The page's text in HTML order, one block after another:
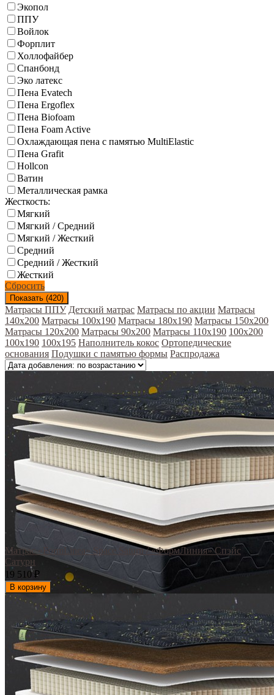
Экопол
ППУ
Войлок
Форплит
Холлофайбер
Спанбонд
Эко латекс
Пена Evatech
Пена Ergoflex
Пена Biofoam
Пена Foam Active
Охлаждающая пена с памятью MultiElastic
Пена Grafit
Hollcon
Ватин
Металлическая рамка
Жесткость:
Мягкий
Мягкий / Средний
Мягкий / Жесткий
Средний
Средний / Жесткий
Жесткий
Сбросить
Показать (420)
Матрасы ППУ Детский матрас Матрасы по акции Матрасы
140х200 Матрасы 100x190 Матрасы 180x190 Матрасы 150x200
Матрасы 120x200 Матрасы 90х200 Матрасы 110x190 100x200
100x190 100х195 Наполнитель кокос Ортопедические
основания Подушки с памятью формы Распродажа
Матрас «FormLinea» Space Saturn / «ФормЛиния» Спэйс
Сатурн
19 510 ₽
В корзину